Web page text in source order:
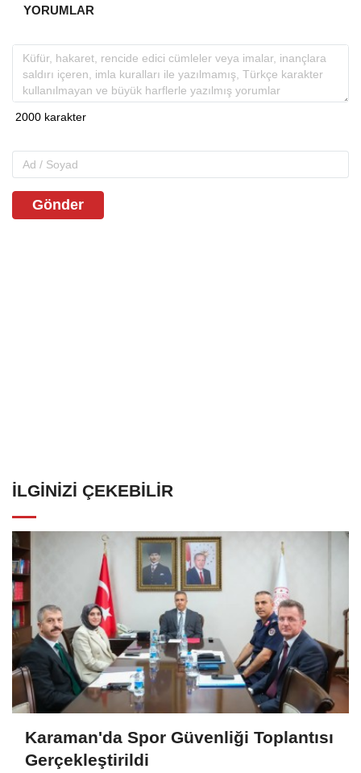
YORUMLAR
Gönder
İLGINIZI ÇEKEBILIR
Karaman'da Spor Güvenliği Toplantısı
Gerçekleştirildi